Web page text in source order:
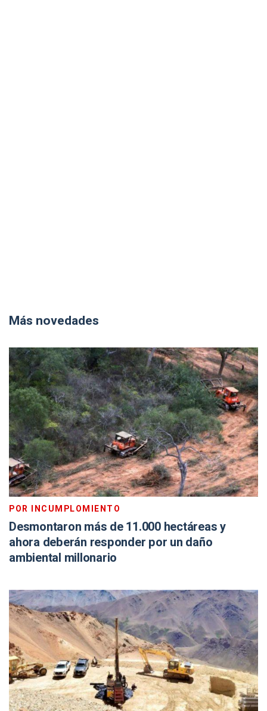
Más novedades
POR INCUMPLOMIENTO
Desmontaron más de 11.000 hectáreas y
ahora deberán responder por un daño
ambiental millonario